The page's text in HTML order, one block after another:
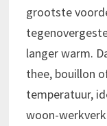
grootste
langer warm.
thee, bouillon
temperatuur,
woon-